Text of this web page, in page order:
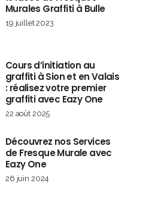
Murales Graffiti à Bulle
19 juillet 2023
Cours d’initiation au
graffiti à Sion et en Valais
: réalisez votre premier
graffiti avec Eazy One
22 août 2025
Découvrez nos Services
de Fresque Murale avec
Eazy One
26 juin 2024